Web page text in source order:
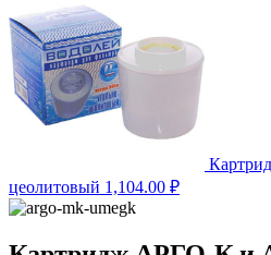
цеолитовый 1,104.00 ₽